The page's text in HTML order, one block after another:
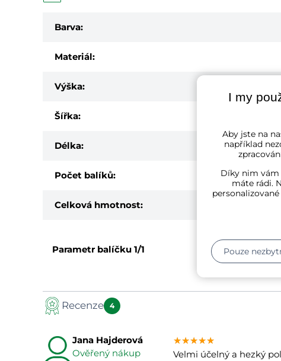
Barva:
Materiál:
Výška:
Šířka:
Délka:
Počet balíků:
Celková hmotnost:
Parametr balíčku 1/1
Recenze 4
Jana Hajderová
Ověřený nákup
★★★★★
★★★★★
★★★★★
Velmi účelný a hezký
I my
Aby jste na
například
Díky nim vám
máte rádi.
Pouze